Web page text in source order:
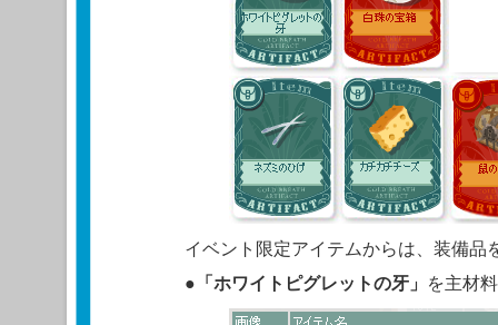
イベント限定アイテムからは、装備品
● 「ホワイトピグレットの牙」 を主材